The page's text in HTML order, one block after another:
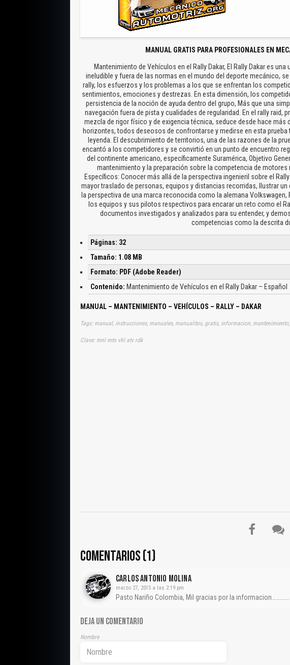
MANUAL GRATIS PARA PROFESIONALES EN
Mantenimiento de Vehículos en el Rally Dakar, El Rally Dakar es
ineludible y fuera de las normas en el mundo del deporte mecánico,
rally, los esfuerzos y los problemas a los que se enfrentan los
sentimientos, emociones y destrezas. En esta dimensión, los
persistencia de la noción de ayuda dentro del grupo, Más que una
navegación fuera de pista y cualidades de regularidad. En el rally raid,
mezcla de rigor físico y de exigencia técnica, seduce desde hace
horizontes, todos deseosos de confrontarse y medirse en esta
leyenda. El descubrimiento de territorios, una de las razones de la
encantó a los competidores y se convirtió en un punto de encuentro
del continente americano, específicamente Suramérica, Objetivo
mantenimiento y la preparación sobre la competencia de motores
Específicos: Conocer más allá de la perspectiva ingenieril sobre el
mayor traslado de personas, equipos y distancias recorridas, Ilustrar
la perspectiva de una marca reconocida como la alemana
los equipos y sus pilotos respectivos para encarar un reto como el
documentos investigados y analizados para su entender, y
competencias como la descrita
Páginas: 32
Tamaño: 1.08 MB
Formato: PDF (Adobe Reader)
Contenido: Mantenimiento de Vehículos en el Rally Dakar – Español
MANUAL – MANTENIMIENTO – VEHÍCULOS – RALLY – DAKAR
Tags: manual, instrucciones, manuales, manualitos, gratis, informacion,
Clave: mnl mtn vhl atv rdk
COMENTARIOS (1)
CARLOS ANTONIO MOLINA
marzo 27, 2015 a las 2:19 pm
Pasto Nariño Colombia, Mil gracias por la informacion………….
DEJA UN COMENTARIO
Nombre